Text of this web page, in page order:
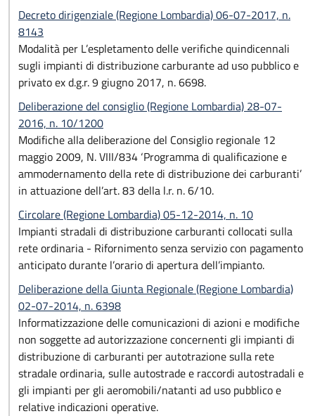
Decreto dirigenziale (Regione Lombardia) 06-07-2017, n.
8143
Modalità per L’espletamento delle verifiche quindicennali
sugli impianti di distribuzione carburante ad uso pubblico e
privato ex d.g.r. 9 giugno 2017, n. 6698.
Deliberazione del consiglio (Regione Lombardia) 28-07-
2016, n. 10/1200
Modifiche alla deliberazione del Consiglio regionale 12
maggio 2009, N. VIII/834 ‘Programma di qualificazione e
ammodernamento della rete di distribuzione dei carburanti’
in attuazione dell’art. 83 della l.r. n. 6/10.
Circolare (Regione Lombardia) 05-12-2014, n. 10
Impianti stradali di distribuzione carburanti collocati sulla
rete ordinaria - Rifornimento senza servizio con pagamento
anticipato durante l’orario di apertura dell’impianto.
Deliberazione della Giunta Regionale (Regione Lombardia)
02-07-2014, n. 6398
Informatizzazione delle comunicazioni di azioni e modifiche
non soggette ad autorizzazione concernenti gli impianti di
distribuzione di carburanti per autotrazione sulla rete
stradale ordinaria, sulle autostrade e raccordi autostradali e
gli impianti per gli aeromobili/natanti ad uso pubblico e
relative indicazioni operative.